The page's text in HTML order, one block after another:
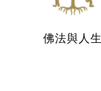
佛法與人生